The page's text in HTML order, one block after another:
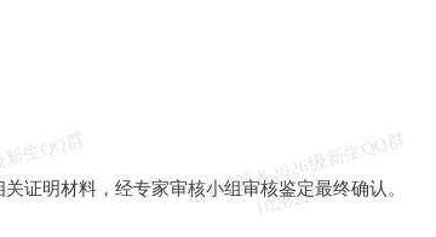
证明材料，经专家审核小组审核鉴定最终确认。
北
洋
维
基
＆
2
0
2
6
级
新
生
Q
Q
群
1
0
2
8
2
2
6
8
3
8